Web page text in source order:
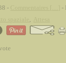
- -
,